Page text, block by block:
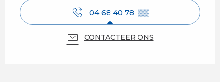
04 68 40 78 ▒▒
CONTACTEER ONS